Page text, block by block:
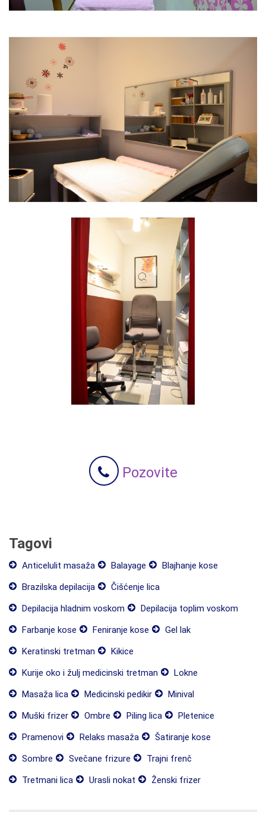
Pozovite
Tagovi
Anticelulit masaža Balayage
Blajhanje kose
Brazilska depilacija
Čišćenje lica
Depilacija hladnim voskom
Depilacija toplim voskom
Farbanje kose
Feniranje kose
Gel lak
Keratinski tretman
Kikice
Kurije oko i žulj medicinski tretman
Lokne
Masaža lica
Medicinski pedikir
Minival
Muški frizer
Ombre Piling lica
Pletenice
Pramenovi
Relaks masaža
Šatiranje kose
Sombre
Svečane frizure
Trajni frenč
Tretmani lica
Urasli nokat Ženski frizer